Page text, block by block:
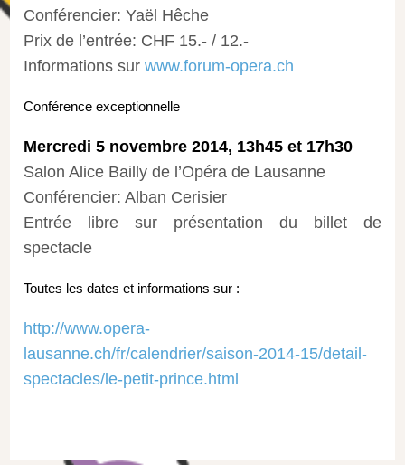
Conférencier: Yaël Hêche
Prix de l’entrée: CHF 15.- / 12.-
Informations surwww.forum-opera.ch
Conférence exceptionnelle
Mercredi 5 novembre 2014, 13h45 et 17h30
Salon Alice Bailly de l’Opéra de Lausanne
Conférencier: Alban Cerisier
Entrée libre sur présentation du billet de
spectacle
Toutes les dates et informations sur :
http://www.opera-
lausanne.ch/fr/calendrier/saison-2014-15/detail-
spectacles/le-petit-prince.html